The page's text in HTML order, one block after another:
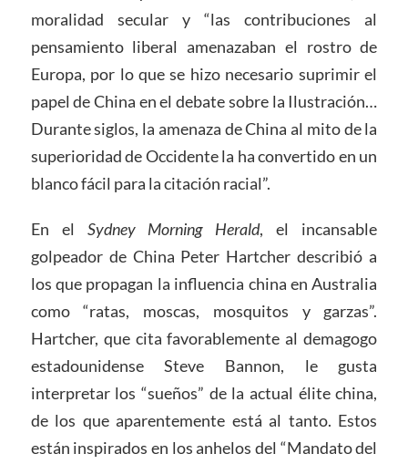
moralidad secular y “las contribuciones al
pensamiento liberal amenazaban el rostro de
Europa, por lo que se hizo necesario suprimir el
papel de China en el debate sobre la Ilustración…
Durante siglos, la amenaza de China al mito de la
superioridad de Occidente la ha convertido en un
blanco fácil para la citación racial”.
En el Sydney Morning Herald, el incansable
golpeador de China Peter Hartcher describió a
los que propagan la influencia china en Australia
como “ratas, moscas, mosquitos y garzas”.
Hartcher, que cita favorablemente al demagogo
estadounidense Steve Bannon, le gusta
interpretar los “sueños” de la actual élite china,
de los que aparentemente está al tanto. Estos
están inspirados en los anhelos del “Mandato del